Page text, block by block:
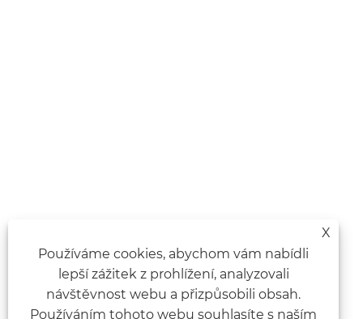
X
Používáme cookies, abychom vám nabídli
lepší zážitek z prohlížení, analyzovali
návštěvnost webu a přizpůsobili obsah.
Používáním tohoto webu souhlasíte s naším